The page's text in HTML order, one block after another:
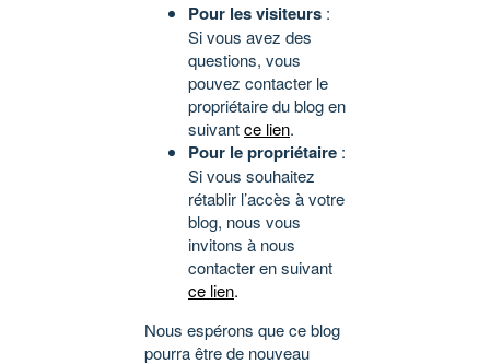
Pour les visiteurs :
Si vous avez des
questions, vous
pouvez contacter le
propriétaire du blog en
suivantce lien.
Pour le propriétaire :
Si vous souhaitez
rétablir l’accès à votre
blog, nous vous
invitons à nous
contacter en suivant
ce lien.
Nous espérons que ce blog
pourra être de nouveau